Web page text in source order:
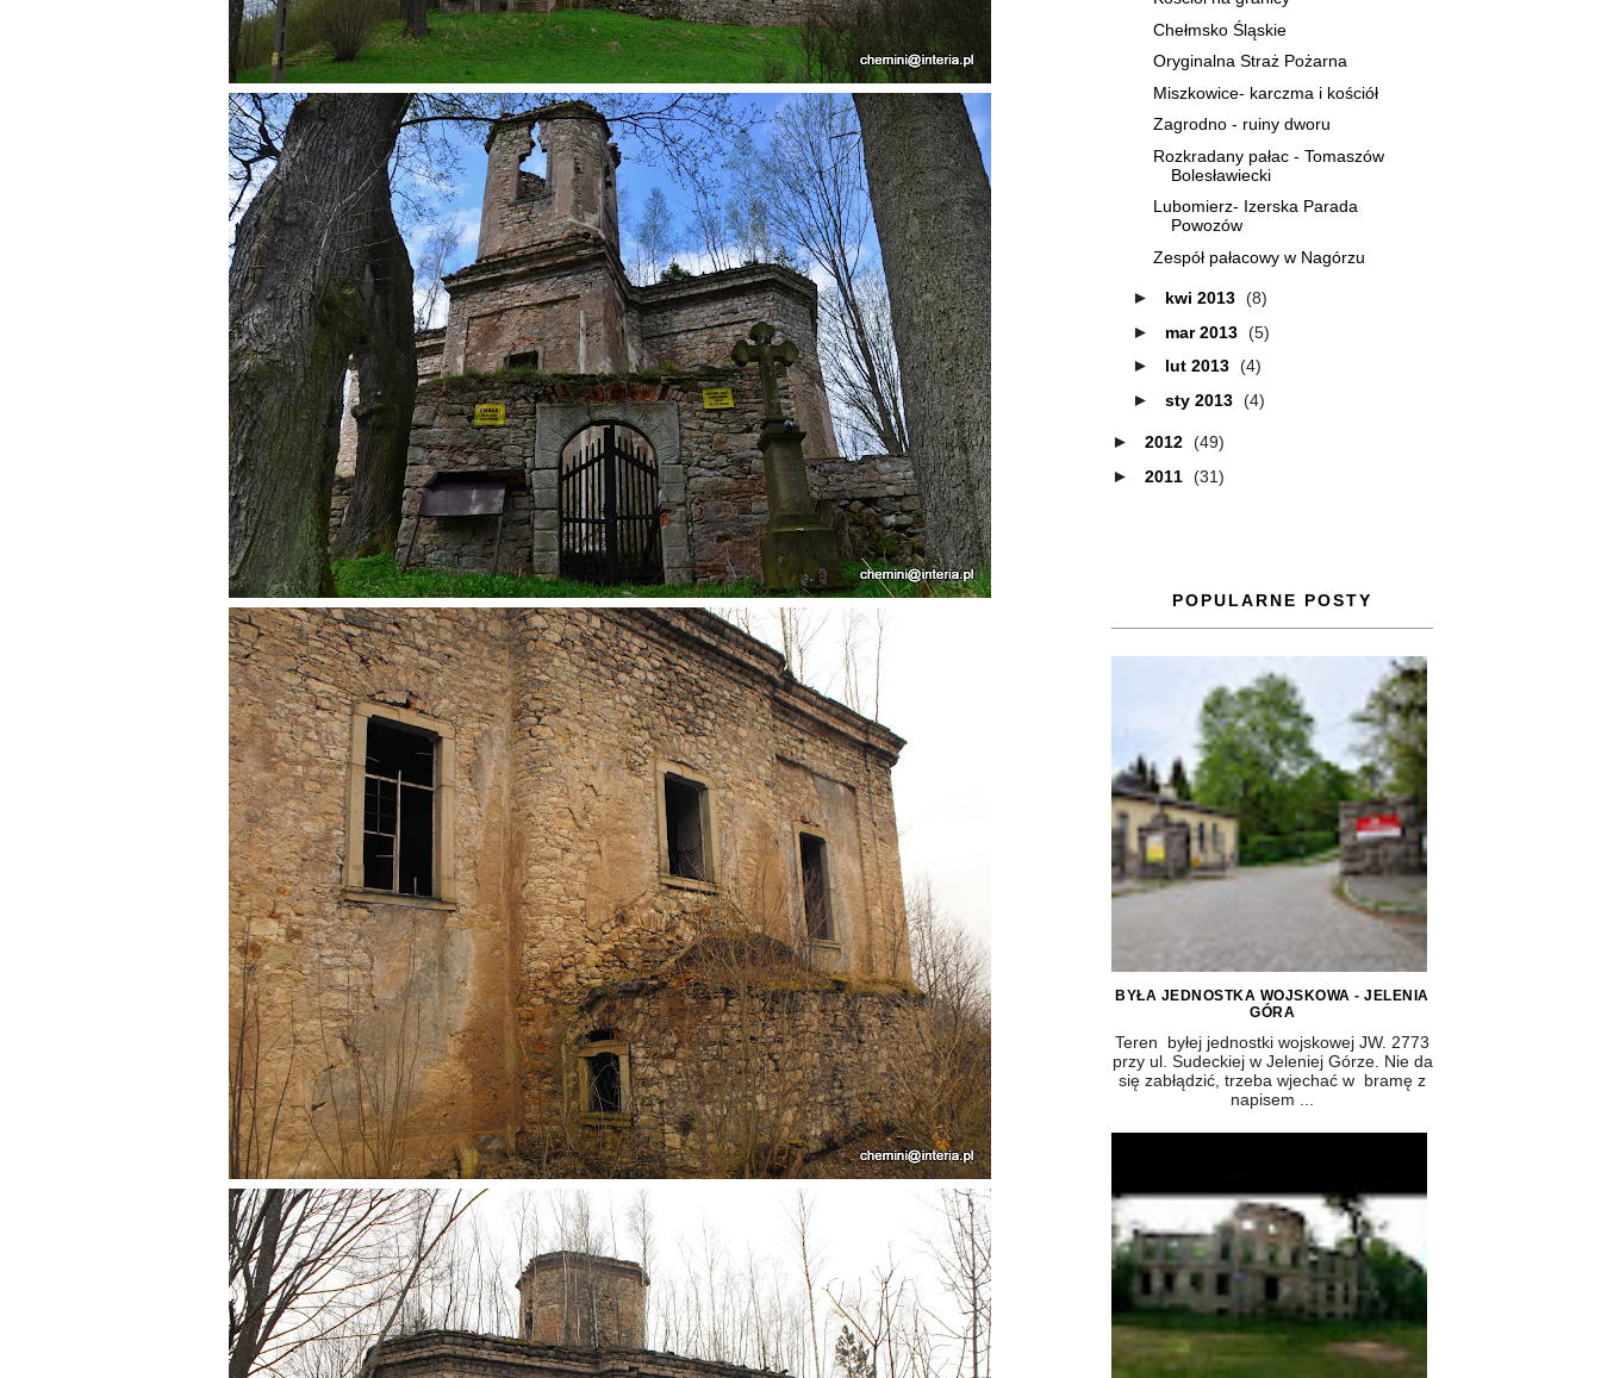
Chełmsko Śląskie
Oryginalna Straż Pożarna
Miszkowice- karczma i kościół
Zagrodno - ruiny dworu
Rozkradany pałac - Tomaszów
Bolesławiecki
Lubomierz- Izerska Parada
Powozów
Zespół pałacowy w Nagórzu
► kwi 2013 (8)
► mar 2013 (5)
► lut 2013 (4)
► sty 2013 (4)
► 2012 (49)
► 2011 (31)
POPULARNE POSTY
BYŁA JEDNOSTKA WOJSKOWA - JELENIA
GÓRA
Teren byłej jednostki wojskowej JW. 2773
przy ul. Sudeckiej w Jeleniej Górze. Nie da
się zabłądzić, trzeba wjechać w bramę z
napisem ...